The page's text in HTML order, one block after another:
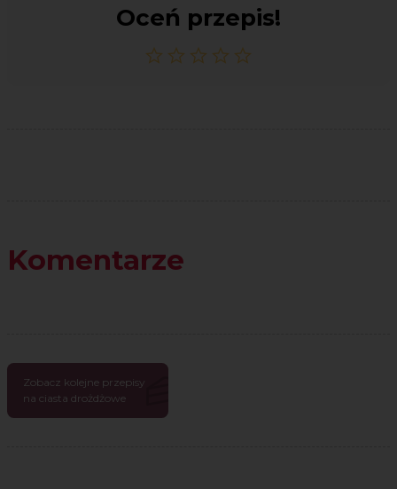
Oceń przepis!
Komentarze
Zobacz kolejne przepisy
na ciasta drożdżowe